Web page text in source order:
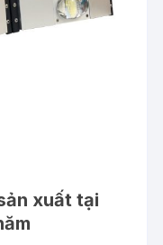
xuất tại